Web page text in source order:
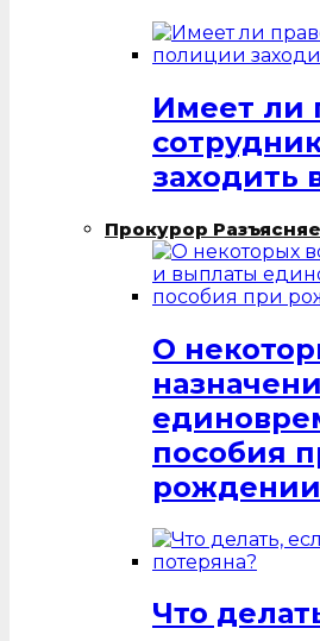
Имеет ли
заходить
Прокурор
О
пособия
Что